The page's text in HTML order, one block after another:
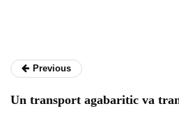
Previous
Un transport agabaritic va